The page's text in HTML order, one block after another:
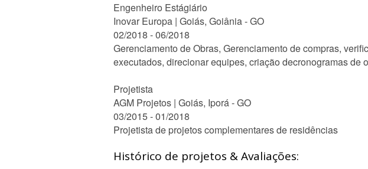
Engenheiro Estágiário
Inovar Europa | Goiás, Goiânia - GO
02/2018 - 06/2018
Gerenciamento de Obras, Gerenciamento de compras,
executados, direcionar equipes, criação decronogramas de
Projetista
AGM Projetos | Goiás, Iporá - GO
03/2015 - 01/2018
Projetista de projetos complementares de residências
Histórico de projetos & Avaliações: